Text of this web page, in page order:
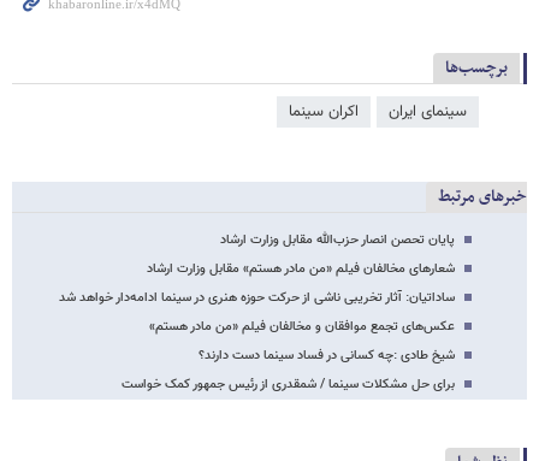
برچسب‌ها
سینمای ایران اکران سینما
خبرهای مرتبط
پایان تحصن انصار حزب‌الله مقابل وزارت ارشاد
شعارهای مخالفان فیلم «من مادر هستم» مقابل وزارت ارشاد
ساداتیان: آثار تخریبی ناشی از حرکت حوزه هنری در سینما ادامه‌دار خواهد شد
عکس‌های تجمع موافقان و مخالفان فیلم «من مادر هستم»
شیخ طادی :چه کسانی در فساد سینما دست دارند؟
برای حل مشکلات سینما / شمقدری از رئیس جمهور کمک خواست